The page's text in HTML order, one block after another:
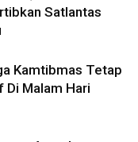
Satlantas
Kamtibmas Tetap
Di Malam Hari